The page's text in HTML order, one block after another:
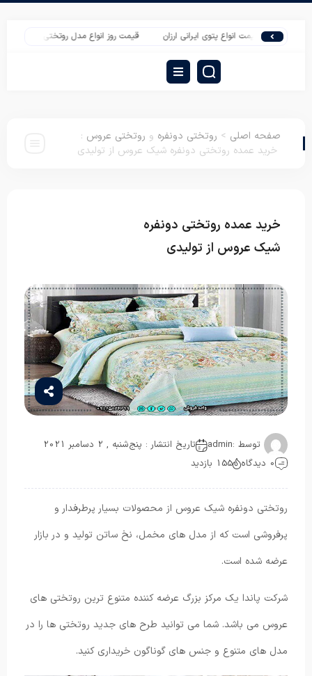
قیمت انواع پتوی ایرانی ارزان قیمت روز انواع مدل روتختی عروس
صفحه اصلی > روتختی دونفره و روتختی عروس :
خرید عمده روتختی دونفره شیک عروس از تولیدی
خرید عمده روتختی دونفره
شیک عروس از تولیدی
توسط :admin
تاریخ انتشار : پنج‌شنبه , 2 دسامبر 2021
0 دیدگاه
155 بازدید
روتختی دونفره شیک عروس از محصولات بسیار پرطرفدار و
پرفروشی است که از مدل های مخمل، نخ ساتن تولید و در بازار
عرضه شده است.
شرکت پاندا یک مرکز بزرگ عرضه کننده متنوع ترین روتختی های
عروس می باشد. شما می توانید طرح های جدید روتختی ها را در
مدل های متنوع و جنس های گوناگون خریداری کنید.